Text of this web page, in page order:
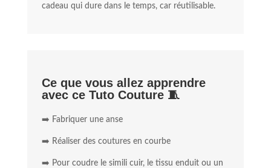
cadeau qui dure dans le temps, car réutilisable.
Ce que vous allez apprendre
avec ce Tuto Couture 🧵
➡️ Fabriquer une anse
➡️ Réaliser des coutures en courbe
➡️ Pour coudre le simili cuir, le tissu enduit ou un